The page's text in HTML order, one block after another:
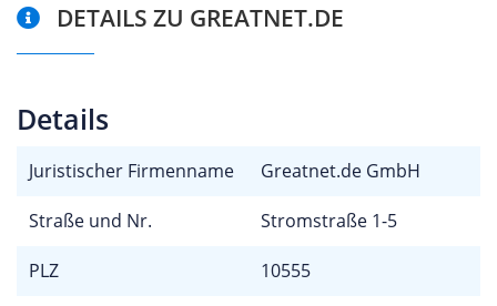
DETAILS ZU GREATNET.DE
Details
Juristischer Firmenname Greatnet.de GmbH
Straße und Nr. Stromstraße 1-5
PLZ 10555